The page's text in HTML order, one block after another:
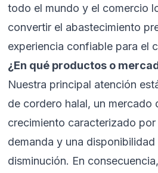
todo el mundo y el comercio
convertir el abastecimiento
experiencia confiable para el
¿En qué productos o
Nuestra principal atención
de cordero halal, un mercado
crecimiento caracterizado
demanda y una
disminución. En